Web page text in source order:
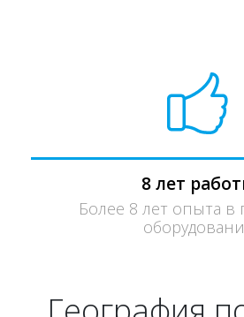
8 лет
Более 8 лет опыта в